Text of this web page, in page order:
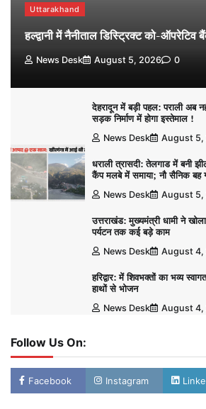
Uttarakhand
हल्द्वानी में नैनीताल डिस्ट्रिक्ट को-
News Desk August 5, 2026 0
देहरादून में बड़ी पहल: पराली अब
सड़क निर्माण में होगा इस्तेमाल !
News Desk August 5,
धराली त्रासदी: तेलगाड में बनी
कैंप मलबे में समाया; नौ सैनिक बह
News Desk August 5,
उत्तराखंड: मुख्यमंत्री धामी ने
पर्यटन तक कई बड़े काम
News Desk August 4,
हरिद्वार: में शिवभक्तों का भव्य
हाथों से भोजन
News Desk August 4,
Follow Us On:
Facebook Instagram